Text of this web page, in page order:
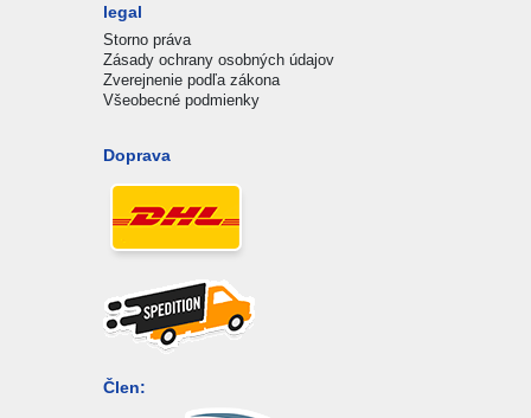
legal
Storno práva
Zásady ochrany osobných údajov
Zverejnenie podľa zákona
Všeobecné podmienky
Doprava
Člen: